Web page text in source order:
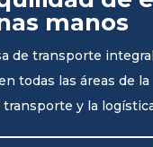
manos
de transporte
todas las áreas de la
transporte y la